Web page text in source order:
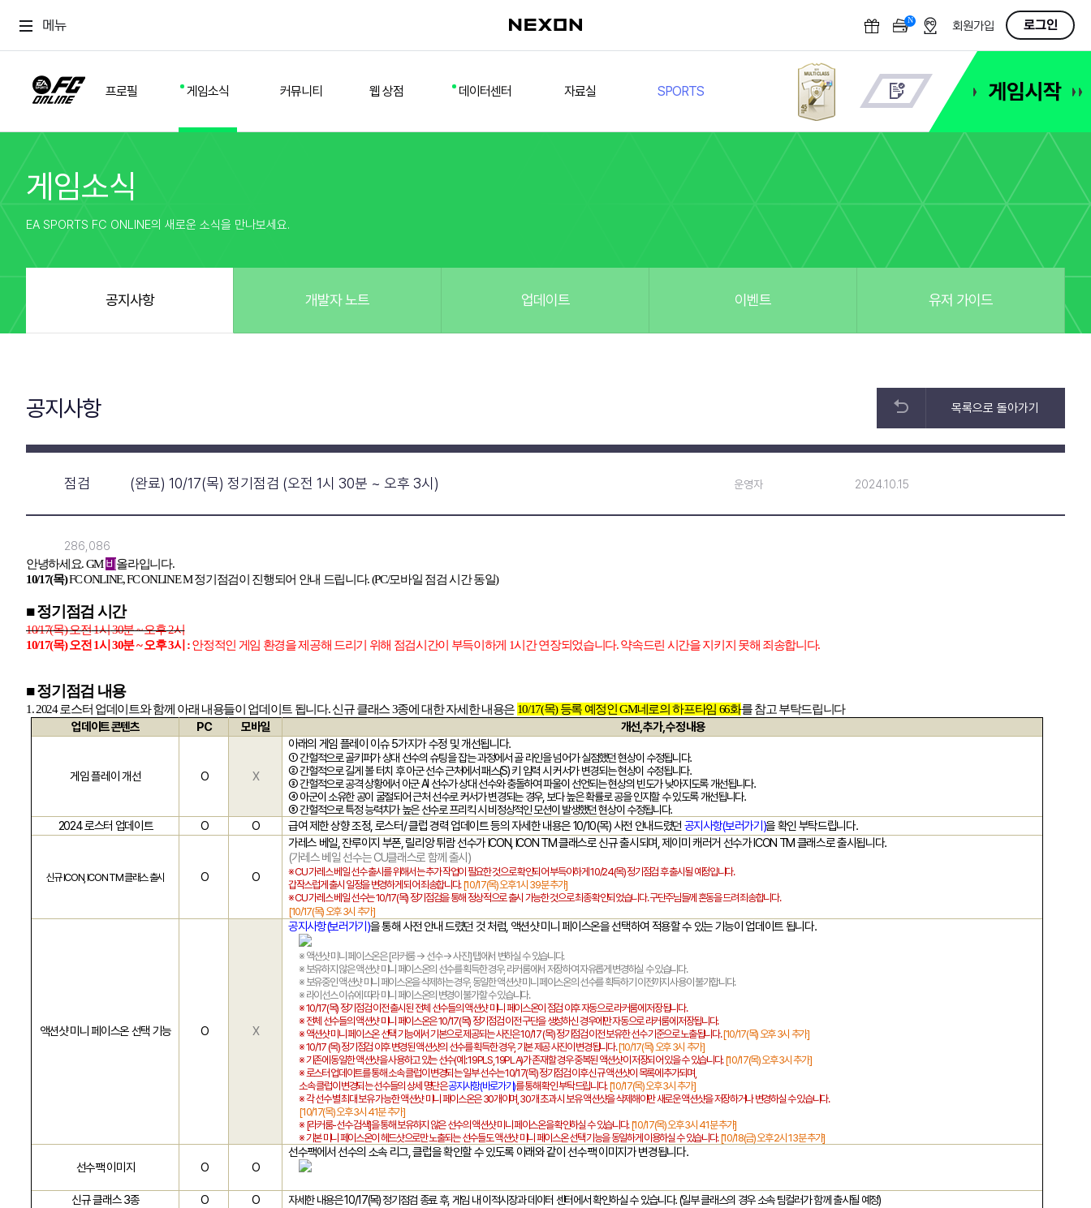
메뉴 N OFF회원가입 로그인
프로필 게임소식 커뮤니티 웹 상점 데이터센터 자료실 SPORTS
스쿼드
경기 기록
커뮤니티
방명록
설정
업데이트
유저 가이드
질문
게임 플레이 버그 제보
훈련코치/특성 도우미
게임소식
EA SPORTS FC ONLINE의 새로운 소식을 만나보세요.
공지사항 개발자 노트 업데이트 이벤트 유저 가이드
공지사항 목록으로 돌아가기
점검 (완료) 10/17(목) 정기점검 (오전 1시 30분 ~ 오후 3시) 운영자 2024.10.15
286,086
안녕하세요.GM비 올라입니다.
10/17(목)FC ONLINE, FC ONLINE M정기점검이 진행되어 안내 드립니다. (PC/모바일 점검 시간 동일)
■ 정기점검 시간
10/17(목)오전1시30분~오후2시
10/17(목)오전 1시 30분~오후3시 : 안정적인 게임 환경을 제공해 드리기 위해 점검시간이 부득이하게 1시간 연장되었습니다.약속드린 시간을 지키지 못해 죄송합니다.
■ 정기점검 내용
1. 2024로스터 업데이트와 함께 아래 내용들이 업데이트 됩니다.신규 클래스3종에 대한 자세한 내용은 10/17(목)등록 예정인GM네로의 하프타임 66화를 참고 부탁드립니다
업데이트 콘텐츠 PC 모바일 개선,추가,수정 내용
게임 플레이 개선 O X
아래의 게임 플레이 이슈5가지가 수정 및 개선됩니다.
① 간헐적으로 골키퍼가 상대 선수의 슈팅을 잡는 과정에서 골 라인을 넘어가 실점했던 현상이 수정됩니다.
② 간헐적으로 길게 볼 터치 후 아군 선수 근처에서 패스(S)키 입력 시 커서가 변경되는 현상이 수정됩니다.
③ 간헐적으로 공격 상황에서 아군AI 선수가 상대 선수와 충돌하여 파울이 선언되는 현상의 빈도가 낮아지도록 개선됩니다.
④ 아군이 소유한 공이 굴절되어 근처 선수로 커서가 변경되는 경우, 보다 높은 확률로 공을 인지할 수 있도록 개선됩니다.
⑤ 간헐적으로 특정 능력치가 높은 선수로 프리킥 시 비정상적인 모션이 발생했던 현상이 수정됩니다.
2024로스터 업데이트 O O 급여 제한 상향 조정,로스터/클럽 경력 업데이트 등의 자세한 내용은10/10(목)사전 안내드렸던 공지사항(보러가기)을 확인 부탁드립니다.
신규ICON, ICON TM클래스 출시 O O
가레스 베일,잔루이지 부폰,릴리앙 튀람 선수가ICON, ICON TM클래스로 신규 출시되며,제이미 캐러거 선수가ICON TM클래스로 출시됩니다.
(가레스 베일 선수는CU클래스로 함께 출시)
※CU가레스 베일 선수 출시를 위해서는 추가 작업이 필요한 것으로 확인되어 부득이하게 10/24(목)정기점검 후 출시될 예정입니다.
갑작스럽게 출시 일정을 변경하게 되어 죄송합니다.[10/17(목)오후1시 39분 추가]
※CU가레스 베일 선수는10/17(목)정기점검을 통해 정상적으로 출시 가능한 것으로 최종 확인되었습니다.구단주님들께 혼동을 드려 죄송합니다.
[10/17(목)오후3시 추가]
액션샷 미니 페이스온 선택 기능 O X
공지사항(보러가기)을 통해 사전 안내 드렸던 것 처럼, 액션샷 미니 페이스온을 선택하여 적용할 수 있는 기능이 업데이트 됩니다.
※ 액션샷 미니 페이스온은[라커룸→ 선수→사진]탭에서 변하실 수 있습니다.
※ 보유하지 않은 액션샷 미니 페이스온의 선수를 획득한 경우, 라커룸에서 저장하여 자유롭게 변경하실 수 있습니다.
※ 보유중인 액션샷 미니 페이스온을 삭제하는 경우,동일한 액션샷 미니 페이스온의 선수를 획득하기 이전까지 사용이 불가합니다.
※ 라이선스 이슈에 따라 미니 페이스온의 변경이 불가할 수 있습니다.
※10/17(목)정기점검 이전 출시된 전체 선수들의 액션샷 미니 페이스온이 점검 이후 자동으로 라커룸에 저장됩니다.
※ 전체 선수들의 액션샷 미니 페이스온은10/17(목)정기점검 이전 구단을 생성하신 경우에만 자동으로 라커룸에 저장됩니다.
※액션샷 미니 페이스온 선택 기능에서 기본으로 제공되는 사진은10/17 (목)정기점검 이전 보유한 선수 기준으로 노출됩니다.[10/17(목)오후3시 추가]
※ 10/17 (목)정기점검 이후 변경된 액션샷의 선수를 획득한 경우,기본 제공 사진이 변경됩니다.[10/17(목)오후3시 추가]
※기존에 동일한 액션샷을 사용하고 있는 선수(예 : 19PLS, 19PLA)가 존재할 경우 중복된 액션샷이 저장되어 있을 수 있습니다.[10/17(목)오후3시 추가]
※로스터 업데이트를 통해 소속 클럽이 변경되는 일부 선수는10/17(목)정기점검 이후 신규 액션샷이 목록에 추가되며
소속 클럽이 변경되는 선수들의 상세 명단은공지사항(바로가기)를 통해 확인 부탁드립니다.[10/17(목)오후3시 추가]
※각 선수 별 최대 보유 가능한 액션샷 미니 페이스온은30개이며 , 30개 초과 시 보유 액션샷을 삭제해야만 새로운 액션샷을 저장하거나 변경하실 수 있습니다.
[10/17(목)오후3시 41분 추가]
※ [라커룸-선수 검색]을 통해 보유하지 않은 선수의 액션샷 미니 페이스온을 확인하실 수 있습니다.[10/17(목)오후3시 41분 추가]
※기본 미니 페이스온이 헤드샷으로만 노출되는 선수들도 액션샷 미니 페이스온 선택 기능을 동일하게 이용하실 수 있습니다.[10/18(금)오후2시 13분 추가]
선수팩 이미지 O O
선수팩에서 선수의 소속 리그,클럽을 확인할 수 있도록 아래와 같이 선수팩 이미지가 변경됩니다.
신규 클래스3종 O O 자세한 내용은10/17(목)정기점검 종료 후, 게임 내 이적시장과 데이터 센터에서 확인하실 수 있습니다. (일부 클래스의 경우 소속 팀컬러가 함께 출시될 예정)